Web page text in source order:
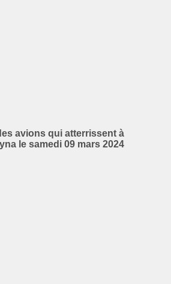
avions qui atterrissent à
le samedi 09 mars 2024